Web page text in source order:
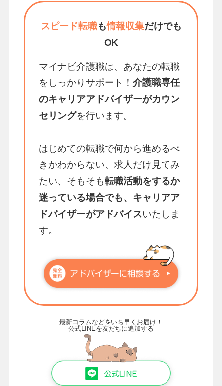
スピード転職も情報収集だけでも
OK
マイナビ介護職は、あなたの転職
をしっかりサポート！ 介護職専任
のキャリアアドバイザーがカウン
セリングを行います。
はじめての転職で何から進めるべ
きかわからない、求人だけ見てみ
たい、そもそも転職活動をするか
迷っている場合でも、キャリアア
ドバイザーがアドバイスいたしま
す。
最新コラムなどをいち早くお届け！
公式LINEを友だちに追加する